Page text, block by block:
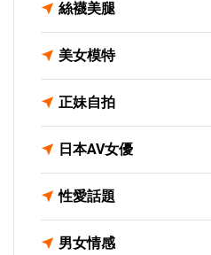
絲襪美腿
美女模特
正妹自拍
日本AV女優
性愛話題
男女情感